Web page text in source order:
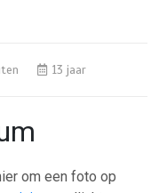
13 jaar
om een foto op